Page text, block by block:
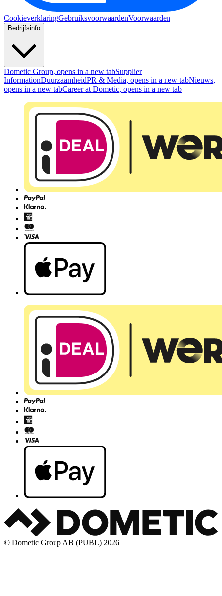
CookieverklaringGebruiksvoorwaardenVoorwaarden
Bedrijfsinfo
Dometic Group, opens in a new tabSupplier
InformationDuurzaamheidPR & Media, opens in a new tabNieuws,
opens in a new tabCareer at Dometic, opens in a new tab
© Dometic Group AB (PUBL) 2026